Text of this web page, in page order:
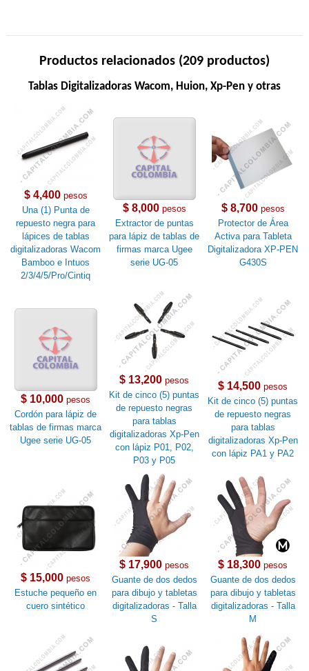
Productos relacionados (209 productos)
Tablas Digitalizadoras Wacom, Huion, Xp-Pen y otras
$ 4,400pesos
Una (1) Punta de
repuesto negra para
lápices de tablas
digitalizadoras Wacom
Bamboo e Intuos
2/3/4/5/Pro/Cintiq
$ 8,000pesos
Extractor de puntas
para lápiz de tablas de
firmas marca Ugee
serie UG-05
$ 8,700pesos
Protector de Área
Activa para Tableta
Digitalizadora XP-PEN
G430S
$ 10,000 pesos
Cordón para lápiz de
tablas de firmas marca
Ugee serie UG-05
$ 13,200 pesos
Kit de cinco (5) puntas
de repuesto negras
para tablas
digitalizadoras Xp-Pen
con lápiz P01, P02,
P03 y P05
$ 14,500 pesos
Kit de cinco (5) puntas
de repuesto negras
para tablas
digitalizadoras Xp-Pen
con lápiz PA1 y PA2
$ 15,000 pesos
Estuche pequeño en
cuero sintético
$ 17,900 pesos
Guante de dos dedos
para dibujo y tabletas
digitalizadoras - Talla
S
$ 18,300 pesos
Guante de dos dedos
para dibujo y tabletas
digitalizadoras - Talla
M